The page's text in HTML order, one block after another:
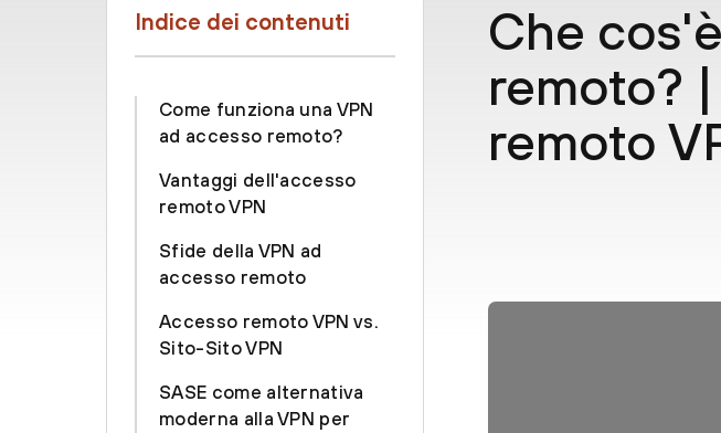
Indice dei contenuti
Come funziona una VPN
ad accesso remoto?
Vantaggi dell'accesso
remoto VPN
Sfide della VPN ad
accesso remoto
Accesso remoto VPN vs.
Sito-Sito VPN
SASE come alternativa
moderna alla VPN per
Che
remoto?
remoto